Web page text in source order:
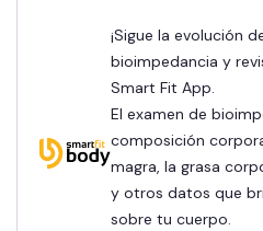
¡Sigue la evolución de tu cuerpo! Realiza tu
bioimpedancia y
Smart Fit App.
El examen de
composición
magra, la grasa
y otros datos que
sobre tu cuerpo.